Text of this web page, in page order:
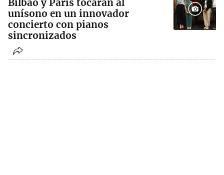
Bilbao y París tocarán al
unísono en un innovador
concierto con pianos
sincronizados